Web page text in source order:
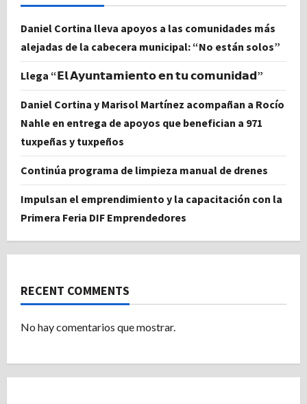
Daniel Cortina lleva apoyos a las comunidades más
alejadas de la cabecera municipal: “No están solos”
Llega “𝗘𝗹 𝗔𝘆𝘂𝗻𝘁𝗮𝗺𝗶𝗲𝗻𝘁𝗼 𝗲𝗻 𝘁𝘂 𝗰𝗼𝗺𝘂𝗻𝗶𝗱𝗮𝗱”
Daniel Cortina y Marisol Martínez acompañan a Rocío
Nahle en entrega de apoyos que benefician a 971
tuxpeñas y tuxpeños
Continúa programa de limpieza manual de drenes
Impulsan el emprendimiento y la capacitación con la
Primera Feria DIF Emprendedores
RECENT COMMENTS
No hay comentarios que mostrar.